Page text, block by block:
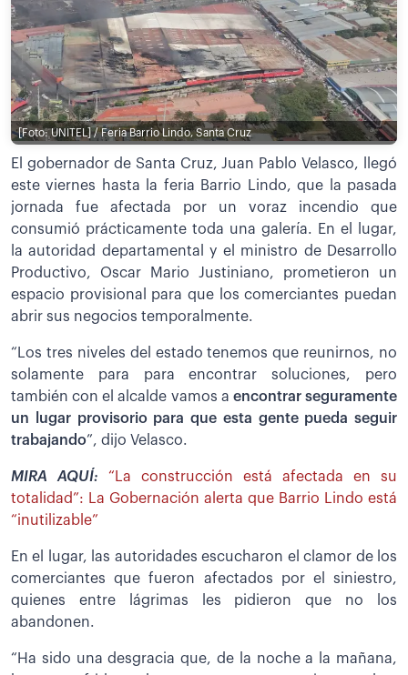
[Foto: UNITEL] / Feria Barrio Lindo, Santa Cruz
El gobernador de Santa Cruz, Juan Pablo Velasco, llegó
este viernes hasta la feria Barrio Lindo, que la pasada
jornada fue afectada por un voraz incendio que
consumió prácticamente toda una galería. En el lugar,
la autoridad departamental y el ministro de Desarrollo
Productivo, Oscar Mario Justiniano, prometieron un
espacio provisional para que los comerciantes puedan
abrir sus negocios temporalmente.
“Los tres niveles del estado tenemos que reunirnos, no
solamente para para encontrar soluciones, pero
también con el alcalde vamos a encontrar seguramente
un lugar provisorio para que esta gente pueda seguir
trabajando”, dijo Velasco.
MIRA AQUÍ: “La construcción está afectada en su
totalidad”: La Gobernación alerta que Barrio Lindo está
“inutilizable”
En el lugar, las autoridades escucharon el clamor de los
comerciantes que fueron afectados por el siniestro,
quienes entre lágrimas les pidieron que no los
abandonen.
“Ha sido una desgracia que, de la noche a la mañana,